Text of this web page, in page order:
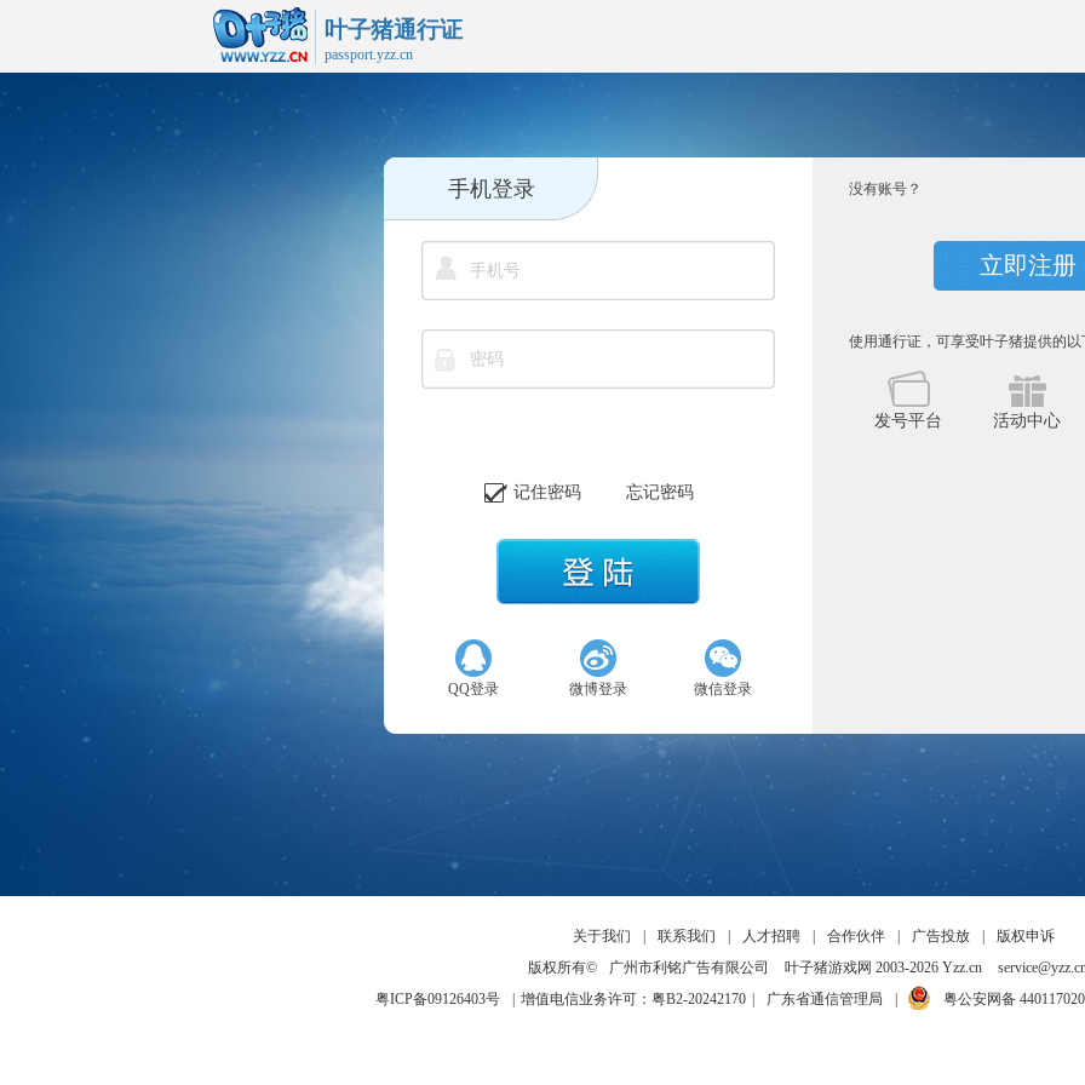
叶子猪通行证
passport.yzz.cn
手机登录
手机号
密码
记住密码 忘记密码
QQ登录 微博登录 微信登录
没有账号？
立即注册
使用通行证，可享受叶子猪提供的以
发号平台 活动中心
关于我们 联系我们 人才招聘 合作伙伴 广告投放
版权申诉
版权所有©
广州市利铭广告有限公司 叶子猪游戏网 2003-2026 Yzz.cn
粤ICP备09126403号
增值电信业务许可：粤B2-20242170 广东省通信管理局 粤公安网备